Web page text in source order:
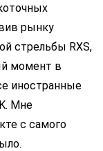
рынку
стрельбы RXS,
момент в
иностранные
Мне
с самого